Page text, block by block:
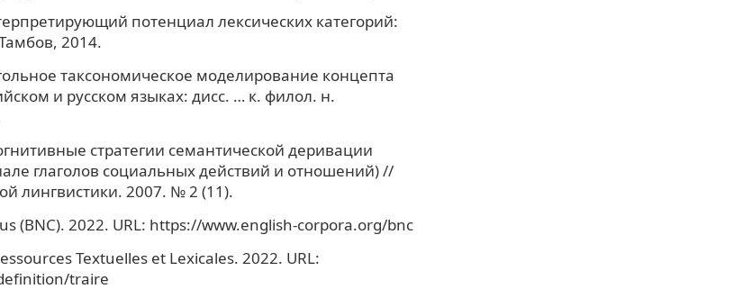
потенциал лексических категорий:
2014.
таксономическое моделирование концепта
и русском языках: дисс. … к. филол. н.
стратегии семантической деривации
глаголов социальных действий и отношений) //
лингвистики. 2007. № 2 (11).
(BNC). 2022. URL: https://www.english-corpora.org/bnc
Textuelles et Lexicales. 2022. URL:
traire